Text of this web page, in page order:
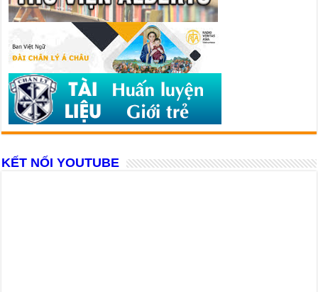
KẾT NỐI YOUTUBE